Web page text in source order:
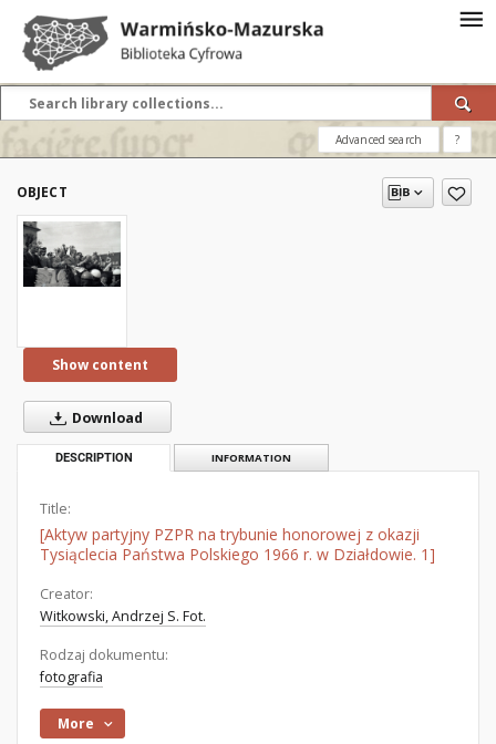
Advanced search ?
OBJECT
Show content
Download
DESCRIPTION INFORMATION
Title:
[Aktyw partyjny PZPR na trybunie honorowej z okazji
Tysiąclecia Państwa Polskiego 1966 r. w Działdowie. 1]
Creator:
Witkowski, Andrzej S. Fot.
Rodzaj dokumentu:
fotografia
More